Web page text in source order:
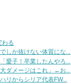
わる
しか抜けない体質にな...
愛子！卒業したんやろ...
大ダメージはこれ」←お...
リからシリア代表FW...